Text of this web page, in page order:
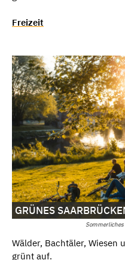
Freizeit
GRÜNES
Wälder, Bachtäler, Wiesen
grünt auf.